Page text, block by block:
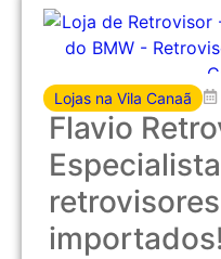
Lojas na Vila Canaã
Flavio
importados!